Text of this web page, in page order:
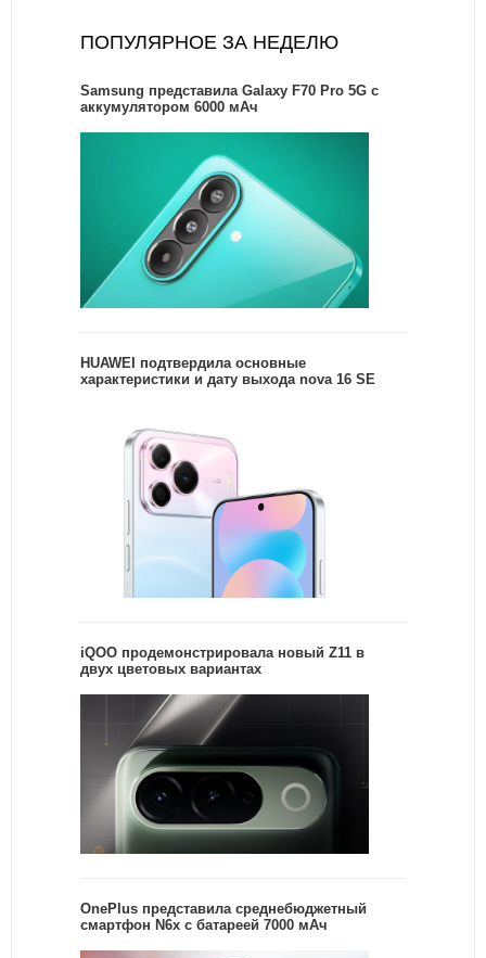
ПОПУЛЯРНОЕ ЗА НЕДЕЛЮ
Samsung представила Galaxy F70 Pro 5G с
аккумулятором 6000 мАч
HUAWEI подтвердила основные
характеристики и дату выхода nova 16 SE
iQOO продемонстрировала новый Z11 в
двух цветовых вариантах
OnePlus представила среднебюджетный
смартфон N6x с батареей 7000 мАч